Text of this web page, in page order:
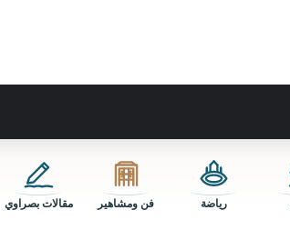
رياضة فن ومشاهير مقالات بصراوي